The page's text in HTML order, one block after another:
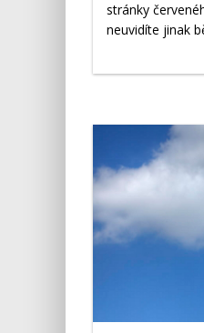
stránky
neuvidíte jinak